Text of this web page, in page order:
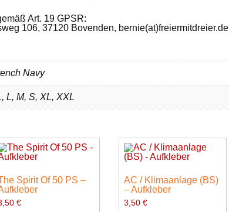
Art. 19 GPSR:
106, 37120 Bovenden, bernie(at)freiermitdreier.de
Navy
L, M, S, XL, XXL
Spirit Of 50 PS –
€
AC / Klimaanlage (BS)
– Aufkleber
3,50€